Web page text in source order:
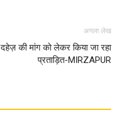
अगला लेख
दहेज़ की मांग को लेकर किया जा रहा
प्रताड़ित-MIRZAPUR